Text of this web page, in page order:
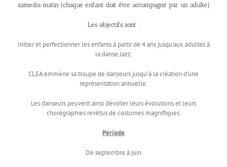
samedis matin (chaque enfant doit être accompagné par un adulte)
Les objectifs sont :
Initier et perfectionner les enfants à partir de 4 ans jusqu’aux adultes à
la danse Jazz.
CLEA emmène sa troupe de danseurs jusqu’à la création d’une
représentation annuelle.
Les danseurs peuvent ainsi dévoiler leurs évolutions et leurs
chorégraphies revêtus de costumes magnifiques.
Période
De septembre à juin